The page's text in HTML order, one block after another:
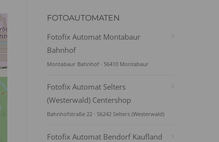
FOTOAUTOMATEN
Fotofix Automat Montabaur
Bahnhof
Montabaur Bahnhof · 56410 Montabaur
Fotofix Automat Selters
(Westerwald) Centershop
Bahnhofstraße 22 · 56242 Selters (Westerwald)
Fotofix Automat Bendorf Kaufland